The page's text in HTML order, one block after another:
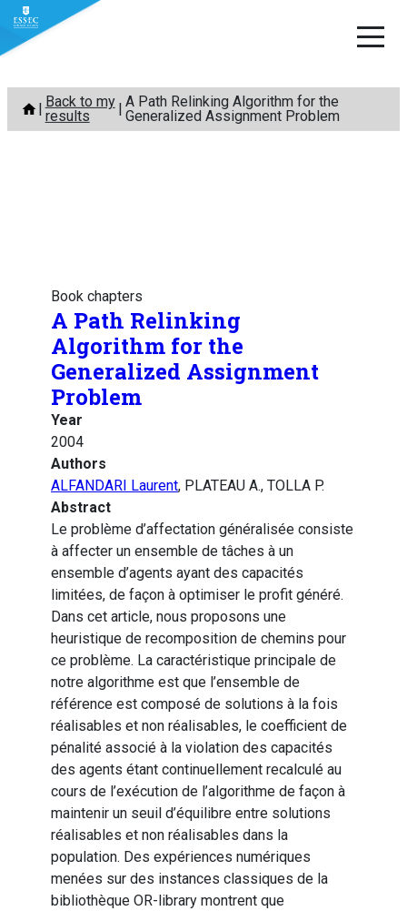
Skip
content
Back to my
results
A Path Relinking Algorithm for the
Generalized Assignment Problem
Book chapters
A Path Relinking
Algorithm for the
Generalized Assignment
Problem
Year
2004
Authors
ALFANDARI Laurent, PLATEAU A., TOLLA P.
Abstract
Le problème d’affectation généralisée consiste
à affecter un ensemble de tâches à un
ensemble d’agents ayant des capacités
limitées, de façon à optimiser le profit généré.
Dans cet article, nous proposons une
heuristique de recomposition de chemins pour
ce problème. La caractéristique principale de
notre algorithme est que l’ensemble de
référence est composé de solutions à la fois
réalisables et non réalisables, le coefficient de
pénalité associé à la violation des capacités
des agents étant continuellement recalculé au
cours de l’exécution de l’algorithme de façon à
maintenir un seuil d’équilibre entre solutions
réalisables et non réalisables dans la
population. Des expériences numériques
menées sur des instances classiques de la
bibliothèque OR-library montrent que